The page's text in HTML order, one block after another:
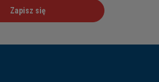
Zapisz się